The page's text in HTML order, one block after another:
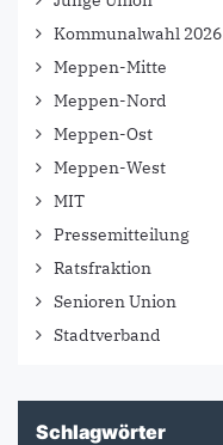
Kommunalwahl 2026
Meppen-Mitte
Meppen-Nord
Meppen-Ost
Meppen-West
MIT
Pressemitteilung
Ratsfraktion
Senioren Union
Stadtverband
Schlagwörter